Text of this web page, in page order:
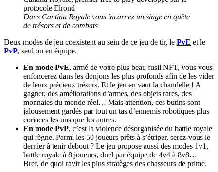
Dans Cantina Royale vous incarnez un singe en quête
de trésors et de combats
Deux modes de jeu coexistent au sein de ce jeu de tir, le PvE et le
PvP, seul ou en équipe.
En mode PvE, armé de votre plus beau fusil NFT, vous vous
enfoncerez dans les donjons les plus profonds afin de les vider
de leurs précieux trésors. Et le jeu en vaut la chandelle ! A
gagner, des améliorations d’armes, des objets rares, des
monnaies du monde réel… Mais attention, ces butins sont
jalousement gardés par tout un tas d’ennemis robotiques plus
coriaces les uns que les autres.
En mode PvP, c’est la violence désorganisée du battle royale
qui règne. Parmi les 50 joueurs prêts à s’étriper, serez-vous le
dernier à tenir debout ? Le jeu propose aussi des modes 1v1,
battle royale à 8 joueurs, duel par équipe de 4v4 à 8v8…
Bref, de quoi ravir les plus stratèges des chasseurs de prime.